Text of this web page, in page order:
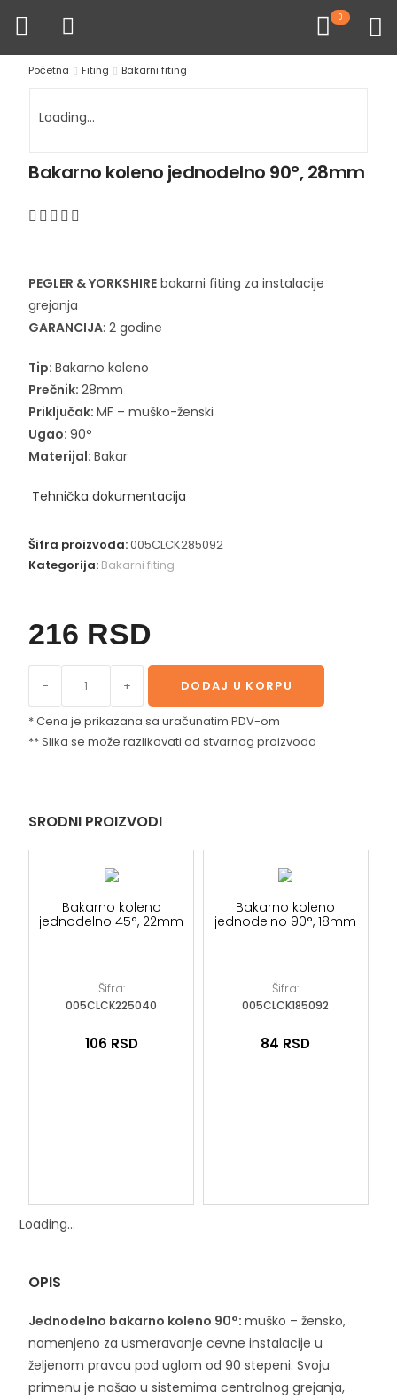
0
Početna Fiting Bakarni fiting
Loading...
Bakarno koleno jednodelno 90°, 28mm
PEGLER & YORKSHIRE bakarni fiting za instalacije
grejanja
GARANCIJA: 2 godine
Tip:Bakarno koleno
Prečnik:28mm
Priključak:MF – muško-ženski
Ugao:90°
Materijal:Bakar
Tehnička dokumentacija
Šifra proizvoda:005CLCK285092
Kategorija: Bakarni fiting
216 RSD
- + DODAJ U KORPU
* Cena je prikazana sa uračunatim PDV-om
** Slika se može razlikovati od stvarnog proizvoda
SRODNI PROIZVODI
Bakarno koleno
jednodelno 45°, 22mm
Šifra:
005CLCK225040
106 RSD
Bakarno koleno
jednodelno 90°, 18mm
Šifra:
005CLCK185092
84 RSD
Loading...
OPIS
Jednodelno bakarno koleno 90°:muško – žensko,
namenjeno za usmeravanje cevne instalacije u
željenom pravcu pod uglom od 90 stepeni. Svoju
primenu je našao u sistemima centralnog grejanja,